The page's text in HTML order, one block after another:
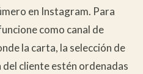
en Instagram. Para
como canal de
la carta, la selección de
cliente estén ordenadas